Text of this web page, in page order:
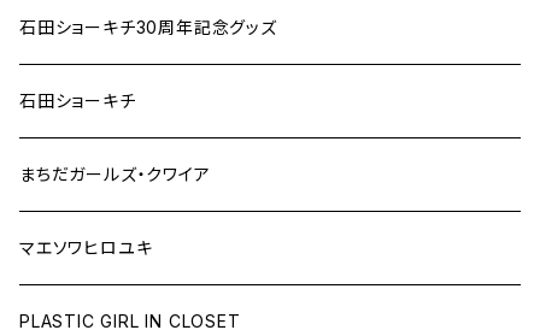
石田ショーキチ30周年記念グッズ
石田ショーキチ
まちだガールズ・クワイア
マエソワヒロユキ
PLASTIC GIRL IN CLOSET